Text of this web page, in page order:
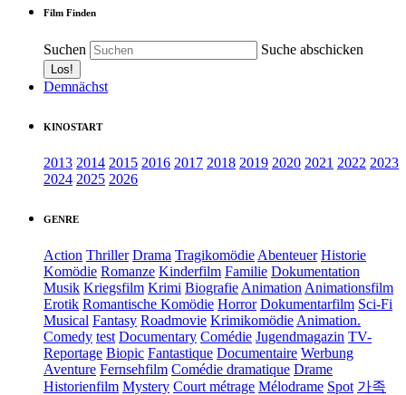
Film Finden
Suchen Suche abschicken
Demnächst
KINOSTART
2013 2014 2015 2016 2017 2018 2019 2020 2021 2022 2023
2024 2025 2026
GENRE
Action Thriller Drama Tragikomödie Abenteuer Historie
Komödie Romanze Kinderfilm Familie Dokumentation
Musik Kriegsfilm Krimi Biografie Animation Animationsfilm
Erotik Romantische Komödie Horror Dokumentarfilm Sci-Fi
Musical Fantasy Roadmovie Krimikomödie Animation.
Comedy test Documentary Comédie Jugendmagazin TV-
Reportage Biopic Fantastique Documentaire Werbung
Aventure Fernsehfilm Comédie dramatique Drame
Historienfilm Mystery Court métrage Mélodrame Spot 가족